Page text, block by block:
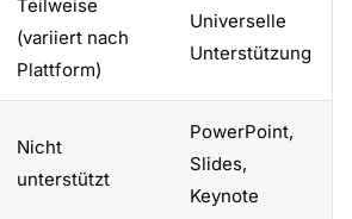
Teilweise
(variiert nach
Plattform)
Universelle
Unterstützung
Nicht
unterstützt
PowerPoint,
Slides,
Keynote